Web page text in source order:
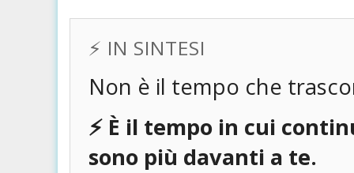
⚡️ IN SINTESI
Non è il tempo che
⚡️ È il tempo in cui
sono più davanti a te.